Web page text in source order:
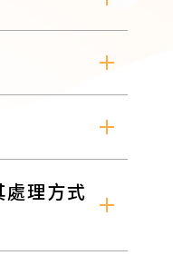
理方式